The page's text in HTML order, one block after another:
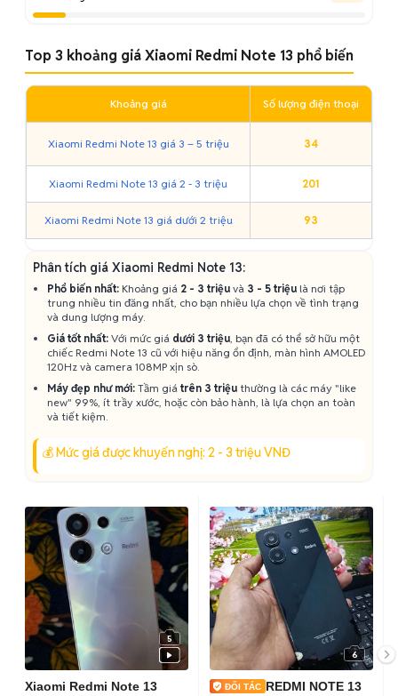
Top 3 khoảng giá Xiaomi Redmi Note 13 phổ biến
Khoảng giá Số lượng điện thoại
Xiaomi Redmi Note 13 giá 3 – 5 triệu 34
Xiaomi Redmi Note 13 giá 2 - 3 triệu 201
Xiaomi Redmi Note 13 giá dưới 2 triệu 93
Phân tích giá Xiaomi Redmi Note 13:
Phổ biến nhất: Khoảng giá 2 - 3 triệu và 3 - 5 triệu là nơi tập
trung nhiều tin đăng nhất, cho bạn nhiều lựa chọn về tình trạng
và dung lượng máy.
Giá tốt nhất: Với mức giá dưới 3 triệu, bạn đã có thể sở hữu một
chiếc Redmi Note 13 cũ với hiệu năng ổn định, màn hình AMOLED
120Hz và camera 108MP xịn sò.
Máy đẹp như mới: Tầm giá trên 3 triệu thường là các máy "like
new" 99%, ít trầy xước, hoặc còn bảo hành, là lựa chọn an toàn
và tiết kiệm.
💰 Mức giá được khuyến nghị: 2 - 3 triệu VNĐ
5
Xiaomi Redmi Note 13
6
REDMI NOTE 13